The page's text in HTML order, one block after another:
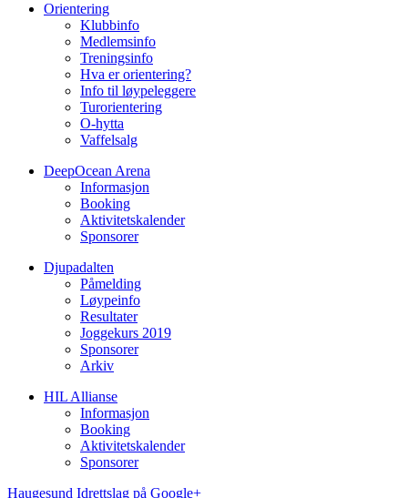
Orientering
Klubbinfo
Medlemsinfo
Treningsinfo
Hva er orientering?
Info til løypeleggere
Turorientering
O-hytta
Vaffelsalg
DeepOcean Arena
Informasjon
Booking
Aktivitetskalender
Sponsorer
Djupadalten
Påmelding
Løypeinfo
Resultater
Joggekurs 2019
Sponsorer
Arkiv
HIL Allianse
Informasjon
Booking
Aktivitetskalender
Sponsorer
Haugesund Idrettslag på Google+